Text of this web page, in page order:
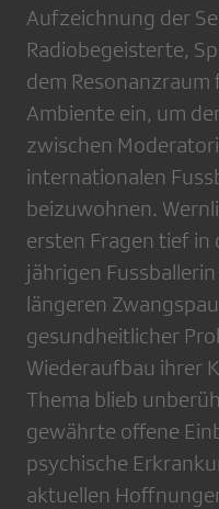
Aufzeichnung der
Radiobegeisterte,
dem Resonanzraum
Ambiente ein, um
zwischen
internationalen
beizuwohnen.
ersten Fragen tief in
jährigen
längeren
gesundheitlicher
Wiederaufbau ihrer
Thema blieb
gewährte offene
psychische
aktuellen